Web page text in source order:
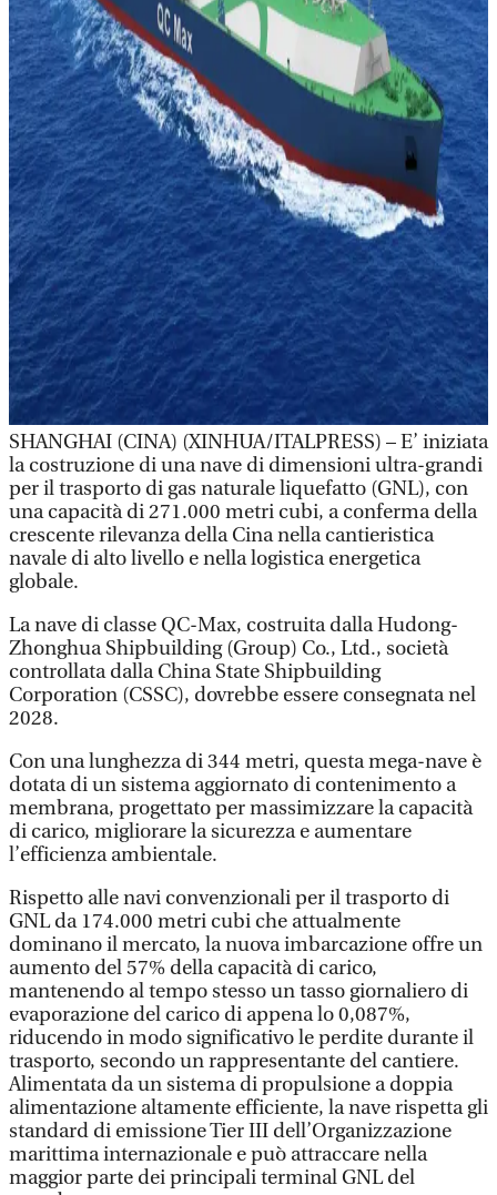
SHANGHAI (CINA) (XINHUA/ITALPRESS) – E’ iniziata
la costruzione di una nave di dimensioni ultra-grandi
per il trasporto di gas naturale liquefatto (GNL), con
una capacità di 271.000 metri cubi, a conferma della
crescente rilevanza della Cina nella cantieristica
navale di alto livello e nella logistica energetica
globale.
La nave di classe QC-Max, costruita dalla Hudong-
Zhonghua Shipbuilding (Group) Co., Ltd., società
controllata dalla China State Shipbuilding
Corporation (CSSC), dovrebbe essere consegnata nel
2028.
Con una lunghezza di 344 metri, questa mega-nave è
dotata di un sistema aggiornato di contenimento a
membrana, progettato per massimizzare la capacità
di carico, migliorare la sicurezza e aumentare
l’efficienza ambientale.
Rispetto alle navi convenzionali per il trasporto di
GNL da 174.000 metri cubi che attualmente
dominano il mercato, la nuova imbarcazione offre un
aumento del 57% della capacità di carico,
mantenendo al tempo stesso un tasso giornaliero di
evaporazione del carico di appena lo 0,087%,
riducendo in modo significativo le perdite durante il
trasporto, secondo un rappresentante del cantiere.
Alimentata da un sistema di propulsione a doppia
alimentazione altamente efficiente, la nave rispetta gli
standard di emissione Tier III dell’Organizzazione
marittima internazionale e può attraccare nella
maggior parte dei principali terminal GNL del